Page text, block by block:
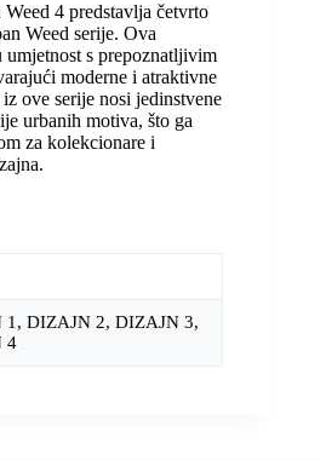
4 predstavlja četvrto
Weed serije. Ova
umjetnost s prepoznatljivim
moderne i atraktivne
ove serije nosi jedinstvene
urbanih motiva, što ga
za kolekcionare i
1, DIZAJN 2, DIZAJN 3,
4